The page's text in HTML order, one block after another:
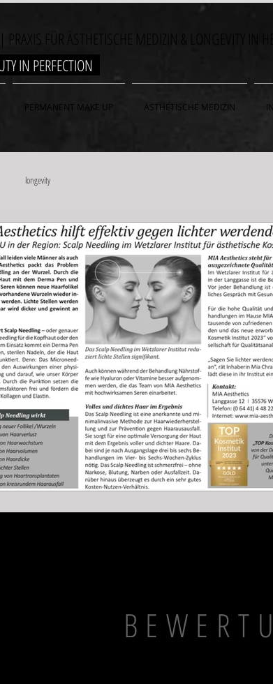
FÜR ÄSTHETISCHE MEDIZIN & LONGEVITY IN
IN PERFECTION
PERMANENT MAKE UP ÄSTHETISCHE MEDIZIN
longevity